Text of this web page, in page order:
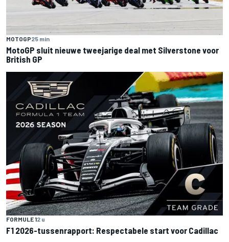
MOTOGP25 min
MotoGP sluit nieuwe tweejarige deal met Silverstone voor
British GP
FORMULE 12 u
F1 2026-tussenrapport: Respectabele start voor Cadillac